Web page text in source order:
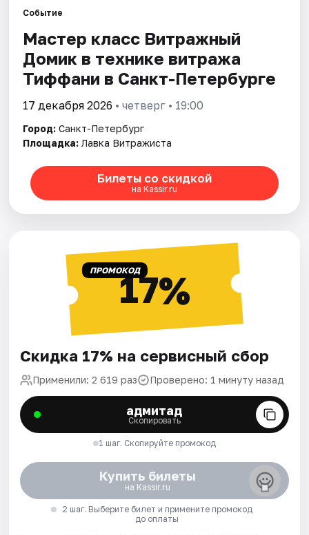
Города
Площадки
Артисты
Рейтинги
Событие
Мастер класс Витражный
Домик в технике витража
Тиффани в Санкт-Петербурге
17 декабря 2026 • четверг • 19:00
Город: Санкт-Петербург
Площадка: Лавка Витражиста
Билеты со скидкой
на Kassir.ru
ПРОМОКОД17%
Скидка 17% на сервисный сбор
Применили: 2 619 раз Проверено: 1 минуту назад
адмитад
Скопировать
1 шаг. Скопируйте промокод
Купить билеты
на Kassir.ru
2 шаг. Выберите билет и примените промокод
до оплаты